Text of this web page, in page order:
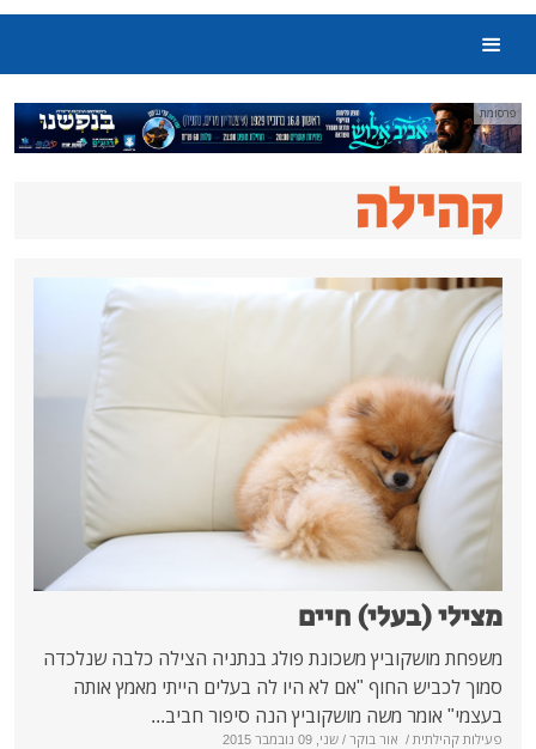
חיים
משכונת פולג בנתניה הצילה כלבה שנלכדה
"אם לא היו לה בעלים הייתי מאמץ אותה
מושקוביץ הנה סיפור חביב...
בוקר/ שני, 09 נובמבר 2015